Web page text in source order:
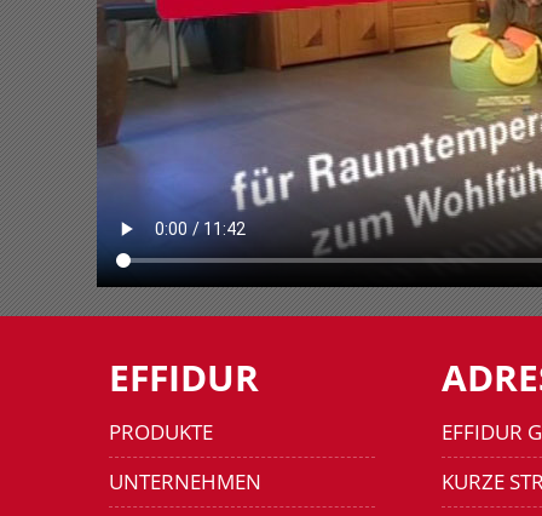
EFFIDUR
PRODUKTE
UNTERNEHMEN
EFFIDUR
KURZE